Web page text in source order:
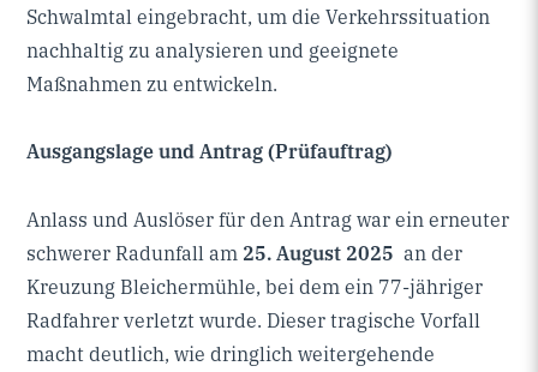
Schwalmtal eingebracht, um die Verkehrssituation
nachhaltig zu analysieren und geeignete
Maßnahmen zu entwickeln.
Ausgangslage und Antrag (Prüfauftrag)
Anlass und Auslöser für den Antrag war ein erneuter
schwerer Radunfall am 25. August 2025 an der
Kreuzung Bleichermühle, bei dem ein 77-jähriger
Radfahrer verletzt wurde. Dieser tragische Vorfall
macht deutlich, wie dringlich weitergehende